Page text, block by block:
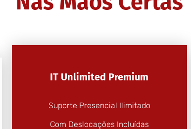
IT Unlimited Premium
Suporte Presencial Ilimitado
Com Deslocações Incluídas